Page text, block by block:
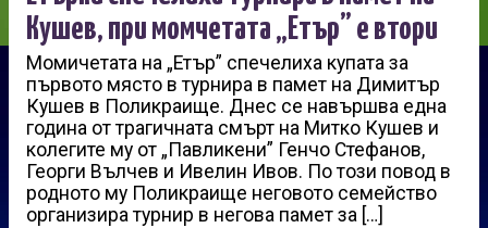
Кушев, при момчетата „Етър” е втори
Момичетата на „Етър” спечелиха купата за
първото място в турнира в памет на Димитър
Кушев в Поликраище. Днес се навършва една
година от трагичната смърт на Митко Кушев и
колегите му от „Павликени” Генчо Стефанов,
Георги Вълчев и Ивелин Ивов. По този повод в
родното му Поликраище неговото семейство
организира турнир в негова памет за […]